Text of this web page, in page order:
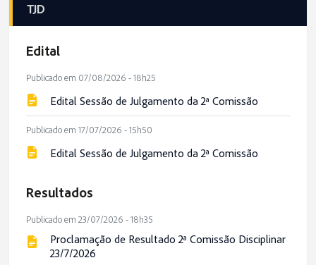
TJD
Edital
Publicado em 07/08/2026 - 18h25
Edital Sessão de Julgamento da 2ª Comissão
Publicado em 17/07/2026 - 15h50
Edital Sessão de Julgamento da 2ª Comissão
Resultados
Publicado em 23/07/2026 - 18h35
Proclamação de Resultado 2ª Comissão Disciplinar
23/7/2026